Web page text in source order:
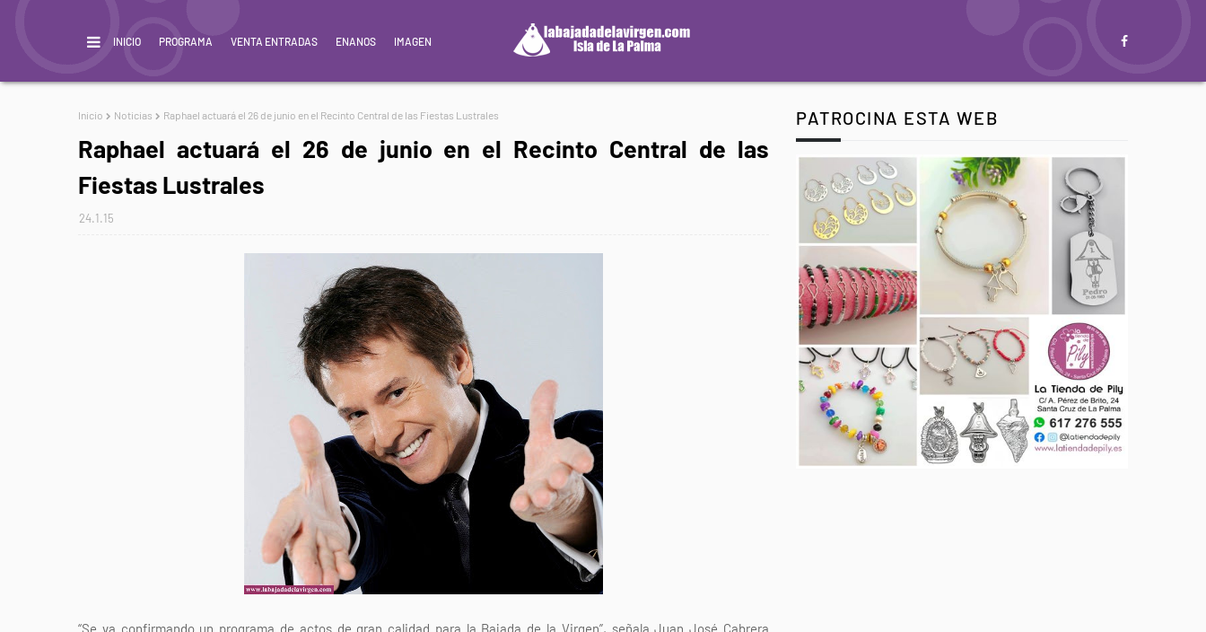
INICIO PROGRAMA VENTA ENTRADAS ENANOS IMAGEN
Inicio Noticias Raphael actuará el 26 de junio en el Recinto Central de las Fiestas Lustrales
Raphael actuará el 26 de junio en el Recinto Central de las
Fiestas Lustrales
24.1.15
“Se va confirmando un programa de actos de gran calidad para la Bajada de la Virgen”, señala Juan José Cabrera
PATROCINA ESTA WEB